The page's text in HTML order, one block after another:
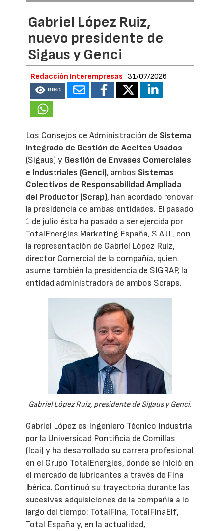
Gabriel López Ruiz,
nuevo presidente de
Sigaus y Genci
Redacción Interempresas 31/07/2026
8641
Los Consejos de Administración de Sistema
Integrado de Gestión de Aceites Usados
(Sigaus) y Gestión de Envases Comerciales
e Industriales (Genci), ambos Sistemas
Colectivos de Responsabilidad Ampliada
del Productor (Scrap), han acordado renovar
la presidencia de ambas entidades. El pasado
1 de julio ésta ha pasado a ser ejercida por
TotalEnergies Marketing España, S.A.U., con
la representación de Gabriel López Ruiz,
director Comercial de la compañía, quien
asume también la presidencia de SIGRAP, la
entidad administradora de ambos Scraps.
Gabriel López Ruiz, presidente de Sigaus y Genci.
Gabriel López es Ingeniero Técnico Industrial
por la Universidad Pontificia de Comillas
(Icai) y ha desarrollado su carrera profesional
en el Grupo TotalEnergies, donde se inició en
el mercado de lubricantes a través de Fina
Ibérica. Continuó su trayectoria durante las
sucesivas adquisiciones de la compañía a lo
largo del tiempo: TotalFina, TotalFinaElf,
Total España y, en la actualidad,